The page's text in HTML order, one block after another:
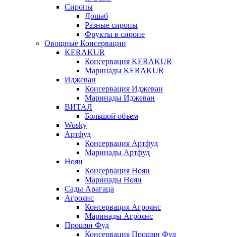
Сиропы
Дошаб
Разные сиропы
Фрукты в сиропе
Овощные Консервации
KERAKUR
Консервация KERAKUR
Маринады KERAKUR
Иджеван
Консервация Иджеван
Маринады Иджеван
ВИТАЛ
Большой объем
Wosky
Артфуд
Консервация Артфуд
Маринады Артфуд
Ноян
Консервация Ноян
Маринады Ноян
Сады Арагаца
Агроянс
Консервация Агроянс
Маринады Агроянс
Прошян Фуд
Консервация Прошян Фуд